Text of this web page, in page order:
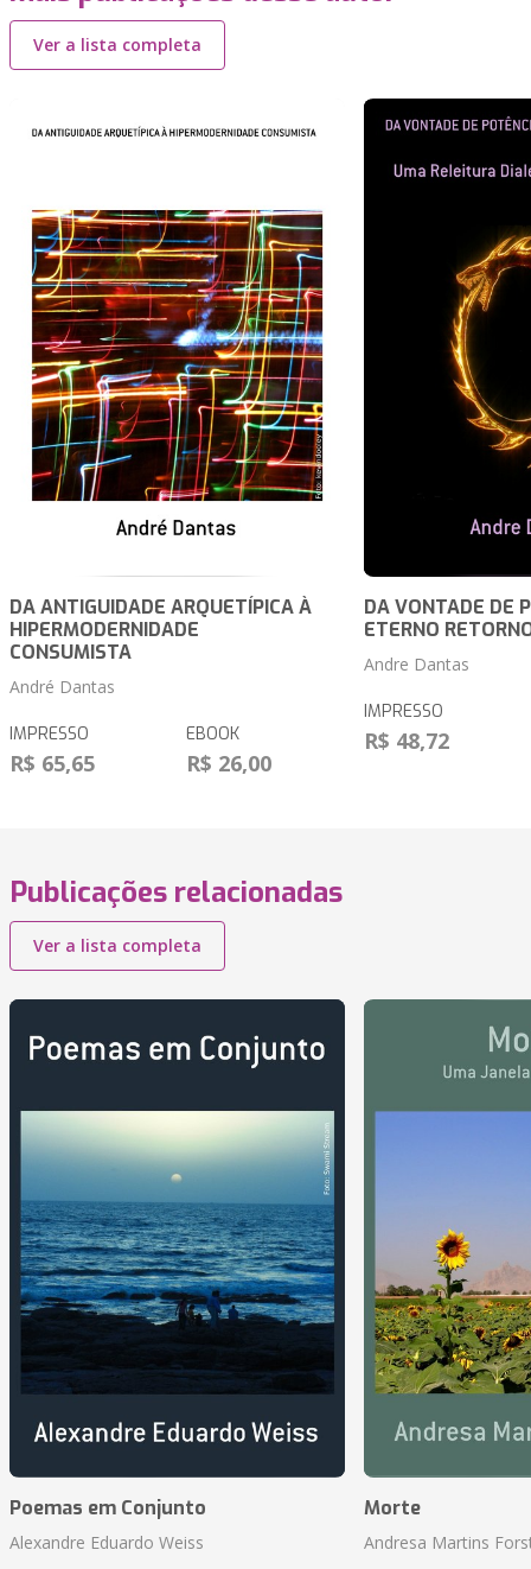
Ver a lista completa
DA ANTIGUIDADE ARQUETÍPICA À
HIPERMODERNIDADE
CONSUMISTA
André Dantas
IMPRESSO
R$ 65,65
EBOOK
R$ 26,00
DA VONTADE DE
ETERNO
Andre Dantas
IMPRESSO
R$ 48,72
Publicações relacionadas
Ver a lista completa
Poemas em Conjunto
Alexandre Eduardo Weiss
Morte
Andresa Martins